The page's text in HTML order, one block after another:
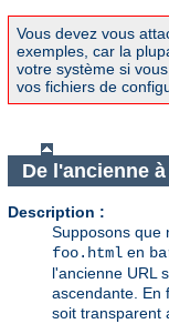
Vous devez vous
exemples, car la
votre système si
vos fichiers de
De l'ancienne
Description :
Supposons que
foo.html en
l'ancienne URL
ascendante. En
soit transparent